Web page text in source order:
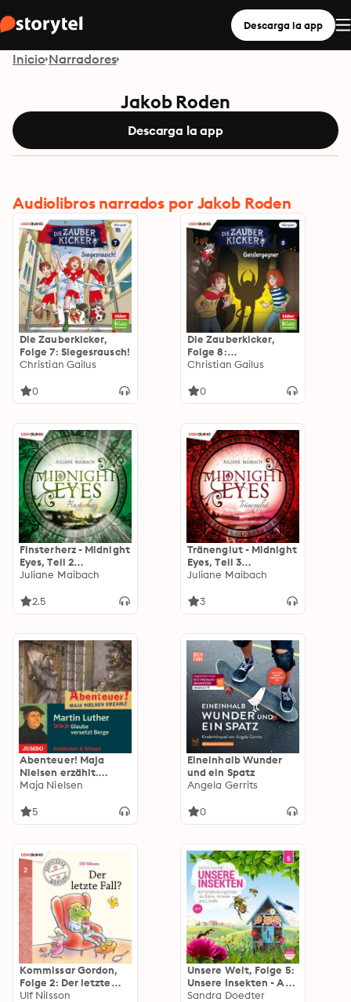
Descarga la app
Inicio Narradores
Jakob Roden
Descarga la app
Audiolibros narrados por Jakob Roden
Die Zauberkicker,
Folge 7: Siegesrausch!
Christian Gailus
0
Die Zauberkicker,
Folge 8:
Geistergegner
Christian Gailus
0
Finsterherz - Midnight
Eyes, Teil 2
(ungekürzt)
Juliane Maibach
2.5
Tränenglut - Midnight
Eyes, Teil 3
(ungekürzt)
Juliane Maibach
3
Abenteuer! Maja
Nielsen erzählt.
Martin Luther: Glaube
Maja Nielsen
5
Eineinhalb Wunder
und ein Spatz
Angela Gerrits
0
Kommissar Gordon,
Folge 2: Der letzte
Fall (Ungekürzt)
Ulf Nilsson
Unsere Welt, Folge 5:
Unsere Insekten - Auf
Entdeckungsreise zu
Sandra Doedter